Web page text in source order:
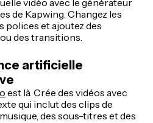
vidéo avec le générateur
de Kapwing. Changez les
polices et ajoutez des
des transitions.
artificielle
est là. Crée des vidéos avec
qui inclut des clips de
des sous-titres et des